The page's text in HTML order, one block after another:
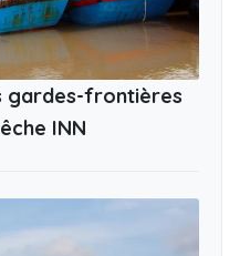
gardes-frontières
INN